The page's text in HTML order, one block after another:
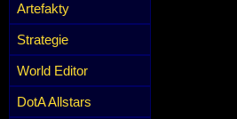
Artefakty
Strategie
World Editor
DotA Allstars